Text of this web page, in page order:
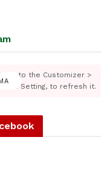
Go to the Customizer >
Setting, to refresh it.